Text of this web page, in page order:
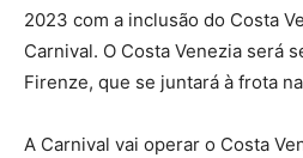
2023 com a inclusão do Costa
Carnival. O Costa Venezia será
Firenze, que se juntará à frota
A Carnival vai operar o Costa